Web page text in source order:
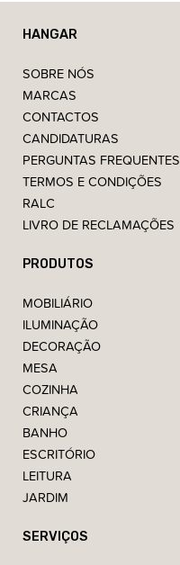
HANGAR
SOBRE NÓS
MARCAS
CONTACTOS
CANDIDATURAS
PERGUNTAS FREQUENTES
TERMOS E CONDIÇÕES
RALC
LIVRO DE RECLAMAÇÕES
PRODUTOS
MOBILIÁRIO
ILUMINAÇÃO
DECORAÇÃO
MESA
COZINHA
CRIANÇA
BANHO
ESCRITÓRIO
LEITURA
JARDIM
SERVIÇOS